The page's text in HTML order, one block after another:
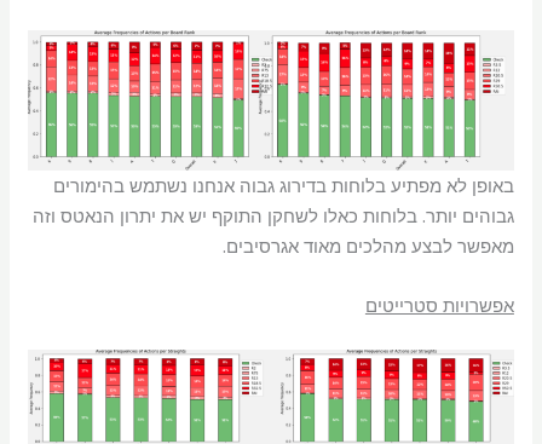
באופן לא מפתיע בלוחות בדירוג גבוה אנחנו נשתמש בהימורים
גבוהים יותר. בלוחות כאלו לשחקן התוקף יש את יתרון הנאטס וזה
מאפשר לבצע מהלכים מאוד אגרסיבים.
אפשרויות סטרייטים